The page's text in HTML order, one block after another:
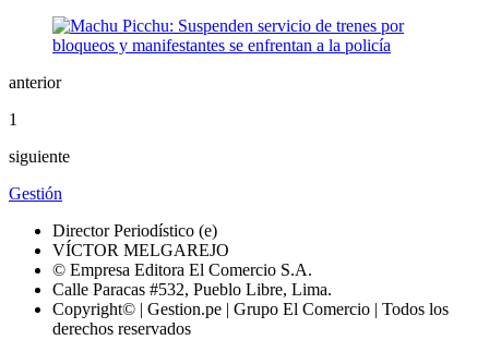
anterior
1
siguiente
Gestión
Director Periodístico (e)
VÍCTOR MELGAREJO
© Empresa Editora El Comercio S.A.
Calle Paracas #532, Pueblo Libre, Lima.
Copyright© | Gestion.pe | Grupo El Comercio | Todos los
derechos reservados